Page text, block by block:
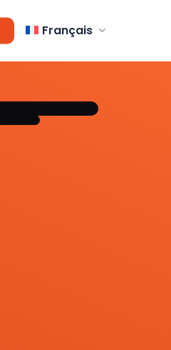
Français